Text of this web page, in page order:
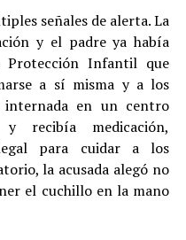
señales de alerta. La
y el padre ya había
Protección Infantil que
a sí misma y a los
internada en un centro
y recibía medicación,
para cuidar a los
la acusada alegó no
el cuchillo en la mano